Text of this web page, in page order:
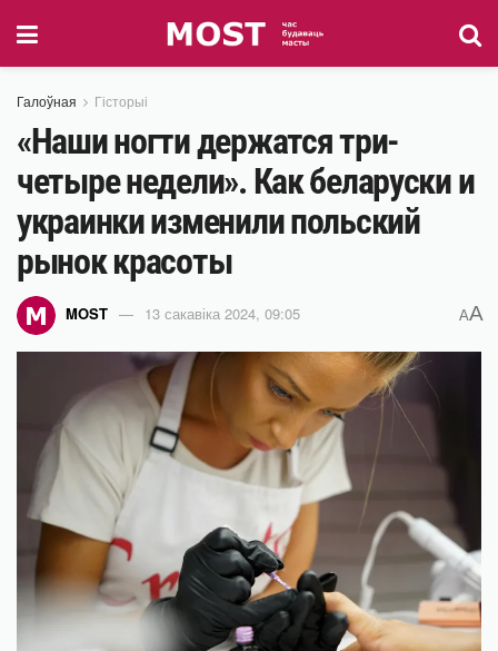
Галоўная Гісторыі
«Наши ногти держатся три-
четыре недели». Как беларуски и
украинки изменили польский
рынок красоты
MOST 13 сакавіка 2024, 09:05 AA